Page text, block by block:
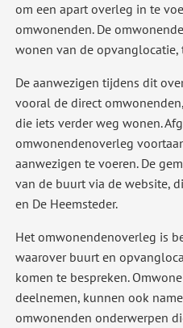
om een apart overleg in te
omwonenden. De
wonen van de
De aanwezigen tijdens dit
vooral de direct
die iets verder weg wonen.
omwonendenoverleg
aanwezigen te voeren. De
van de buurt via de website,
en De Heemsteder.
Het omwonendenoverleg is
waarover buurt en
komen te bespreken.
deelnemen, kunnen ook
omwonenden onderwerpen